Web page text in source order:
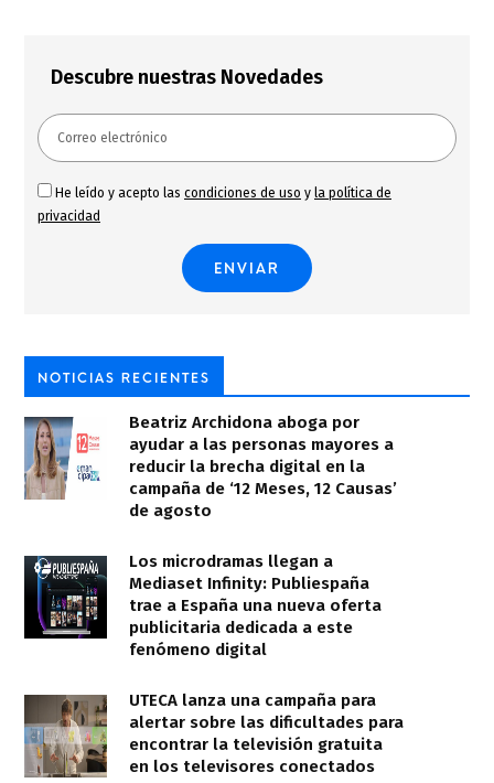
Descubre nuestras Novedades
He leído y acepto las condiciones de uso y la política de
privacidad
NOTICIAS RECIENTES
Beatriz Archidona aboga por
ayudar a las personas mayores a
reducir la brecha digital en la
campaña de ‘12 Meses, 12 Causas’
de agosto
Los microdramas llegan a
Mediaset Infinity: Publiespaña
trae a España una nueva oferta
publicitaria dedicada a este
fenómeno digital
UTECA lanza una campaña para
alertar sobre las dificultades para
encontrar la televisión gratuita
en los televisores conectados